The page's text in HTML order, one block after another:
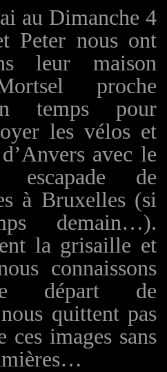
au Dimanche 4
Peter nous ont
leur maison
proche
temps pour
les vélos et
avec le
escapade de
à Bruxelles (si
demain…).
la grisaille et
connaissons
départ de
quittent pas
ces images sans